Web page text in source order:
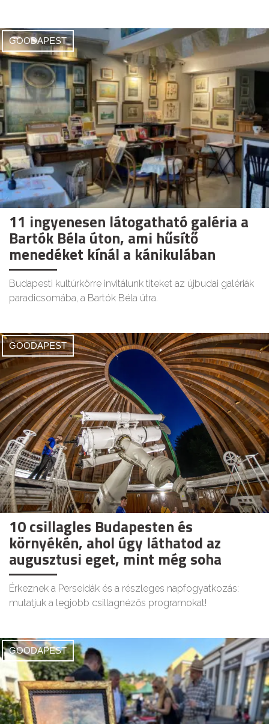
GOODAPEST
11 ingyenesen látogatható galéria a
Bartók Béla úton, ami hűsítő
menedéket kínál a kánikulában
Budapesti kultúrkörre invitálunk titeket az újbudai galériák
paradicsomába, a Bartók Béla útra.
GOODAPEST
10 csillagles Budapesten és
környékén, ahol úgy láthatod az
augusztusi eget, mint még soha
Érkeznek a Perseidák és a részleges napfogyatkozás:
mutatjuk a legjobb csillagnézős programokat!
GOODAPEST